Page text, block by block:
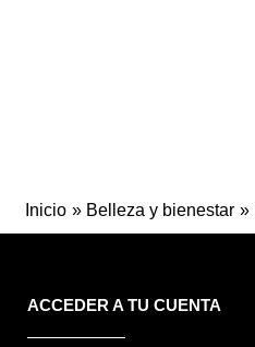
Inicio Belleza y bienestar
ACCEDER A TU CUENTA